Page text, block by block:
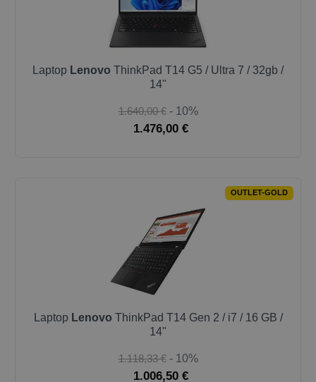
Laptop Lenovo ThinkPad T14 G5 / Ultra 7 / 32gb /
14"
1.640,00 € - 10%
1.476,00 €
OUTLET-GOLD
Laptop Lenovo ThinkPad T14 Gen 2 / i7 / 16 GB /
14"
1.118,33 € - 10%
1.006,50 €